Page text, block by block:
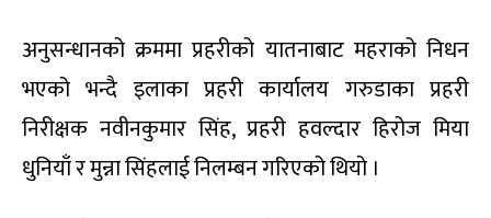
अनुसन्धानको क्रममा प्रहरीको यातनाबाट महराको निधन
भएको भन्दै इलाका प्रहरी कार्यालय गरुडाका प्रहरी
निरीक्षक नवीनकुमार सिंह, प्रहरी हवल्दार हिरोज मिया
धुनियाँ र मुन्ना सिंहलाई निलम्बन गरिएको थियो ।